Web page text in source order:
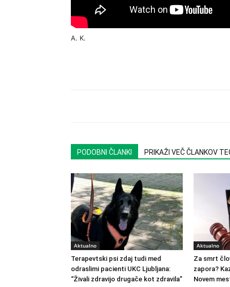
A. K.
PODOBNI ČLANKI PRIKAŽI VEČ ČLANKOV
Aktualno
Terapevtski psi zdaj tudi med
odraslimi pacienti UKC Ljubljana:
“Živali zdravijo drugače kot zdravila”
Aktualno
Za smrt
zapora?
Novem